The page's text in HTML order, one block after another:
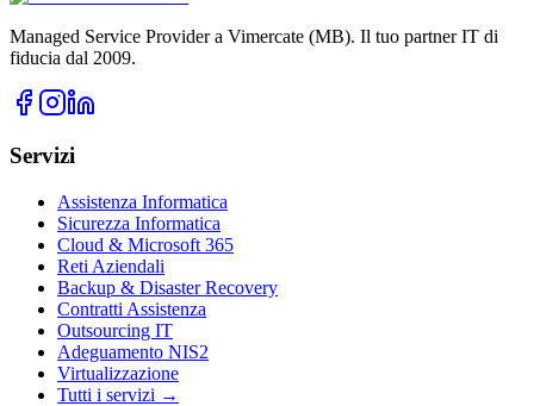
Managed Service Provider a Vimercate (MB). Il tuo partner IT di
fiducia dal 2009.
Servizi
Assistenza Informatica
Sicurezza Informatica
Cloud & Microsoft 365
Reti Aziendali
Backup & Disaster Recovery
Contratti Assistenza
Outsourcing IT
Adeguamento NIS2
Virtualizzazione
Tutti i servizi →